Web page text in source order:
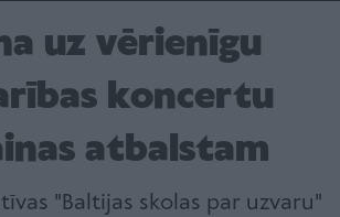
uz vērienīgu
koncertu
atbalstam
"Baltijas skolas par uzvaru"